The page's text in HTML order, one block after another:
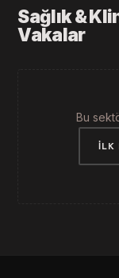
Sağlık &
Vakalar
Bu
İLK